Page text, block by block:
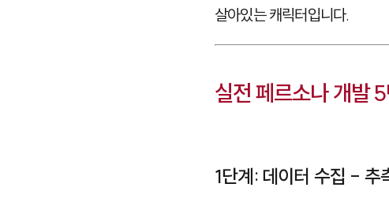
살아있는 캐릭터입니다.
실전 페르소나 개발
1단계: 데이터 수집 - 추